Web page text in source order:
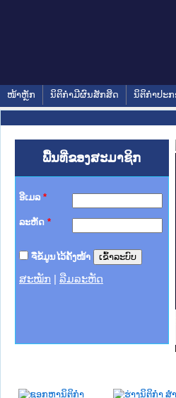
ໜ້າຫຼັກ ນິຕິກໍາມີຜົນສັກສິດ ນິຕິກໍາປະ
ພື້ນທີ່ຂອງສະມາຊິກ
ອີເມລ *
ລະຫັດ *
ຈື່ຂໍ້ມູນໄວ້ຄັ້ງໜ້າ
ສະໝັກ ລືມລະຫັດ